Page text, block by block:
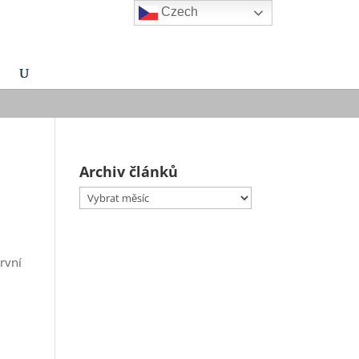
Archiv článků
Archiv
Czech